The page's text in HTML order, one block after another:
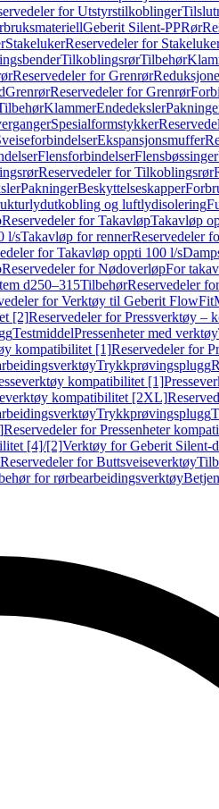
for Utstyrstilkoblinger
Geberit Silent-PPRør
StakelukerReservedeler for
TilkoblingsrørTilbehør
Reservedeler for Grenrør
GrenrørReservedeler for Grenrør
KlammerEndedeksler
Spesialformstykker
Ekspansjonsmuffer
FlensforbindelserFlensbøssinger
Reservedeler for Tilkoblingsrør
PakningerBeskyttelseskapper
og luftlydisolering
Reservedeler for TakavløpTakavløp
l/sTakavløp for rennerReservedeler
for Takavløp oppti 100 l/s
Reservedeler for NødoverløpFor
d250–315TilbehørReservedeler
for Verktøy til Geberit FlowFit
[2]Reservedeler for Pressverktøy –
TestmiddelPressenheter med verktøy
kompatibilitet [1]Reservedeler for
Trykkprøvingsplugg
kompatibilitet [1]
kompatibilitet [2XL]
Trykkprøvingsplugg
Reservedeler for Pressenheter
[4]/[2]Verktøy for Geberit Silent-
Reservedeler for Buttsveiseverktøy
for rørbearbeidingsverktøy